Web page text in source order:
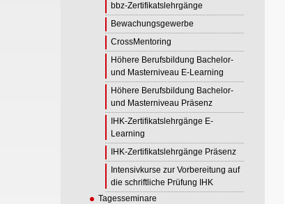
bbz-Zertifikatslehrgänge
Bewachungsgewerbe
CrossMentoring
Höhere Berufsbildung Bachelor-
und Masterniveau E-Learning
Höhere Berufsbildung Bachelor-
und Masterniveau Präsenz
IHK-Zertifikatslehrgänge E-
Learning
IHK-Zertifikatslehrgänge Präsenz
Intensivkurse zur Vorbereitung auf
die schriftliche Prüfung IHK
Tagesseminare